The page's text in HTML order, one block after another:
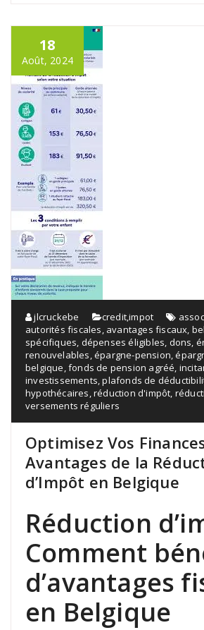
18
Août, 2024
jlcruckebe credit,impot
autorités fiscales avantages fiscaux
spécifiques dépenses éligibles dons
renouvelables ,épargne-pension ,
belgique ,fonds de pension agréé
investissements ,plafonds de
hypothécaires ,réduction d'impôt
versements réguliers
Optimisez Vos
Avantages de la
d’Impôt en Belgique
Réduction
Comment
d’avantages
en Belgique